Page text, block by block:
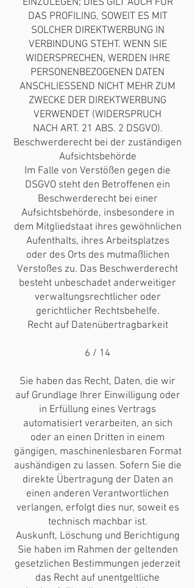
EINZULEGEN; DIES GILT AUCH FÜR
DAS PROFILING, SOWEIT ES MIT
SOLCHER DIREKTWERBUNG IN
VERBINDUNG STEHT. WENN SIE
WIDERSPRECHEN, WERDEN IHRE
PERSONENBEZOGENEN DATEN
ANSCHLIESSEND NICHT MEHR ZUM
ZWECKE DER DIREKTWERBUNG
VERWENDET (WIDERSPRUCH
NACH ART. 21 ABS. 2 DSGVO).
Beschwerderecht bei der zuständigen
Aufsichtsbehörde
Im Falle von Verstößen gegen die
DSGVO steht den Betroffenen ein
Beschwerderecht bei einer
Aufsichtsbehörde, insbesondere in
dem Mitgliedstaat ihres gewöhnlichen
Aufenthalts, ihres Arbeitsplatzes
oder des Orts des mutmaßlichen
Verstoßes zu. Das Beschwerderecht
besteht unbeschadet anderweitiger
verwaltungsrechtlicher oder
gerichtlicher Rechtsbehelfe.
Recht auf Datenübertragbarkeit
6 / 14
Sie haben das Recht, Daten, die wir
auf Grundlage Ihrer Einwilligung oder
in Erfüllung eines Vertrags
automatisiert verarbeiten, an sich
oder an einen Dritten in einem
gängigen, maschinenlesbaren Format
aushändigen zu lassen. Sofern Sie die
direkte Übertragung der Daten an
einen anderen Verantwortlichen
verlangen, erfolgt dies nur, soweit es
technisch machbar ist.
Auskunft, Löschung und Berichtigung
Sie haben im Rahmen der geltenden
gesetzlichen Bestimmungen jederzeit
das Recht auf unentgeltliche